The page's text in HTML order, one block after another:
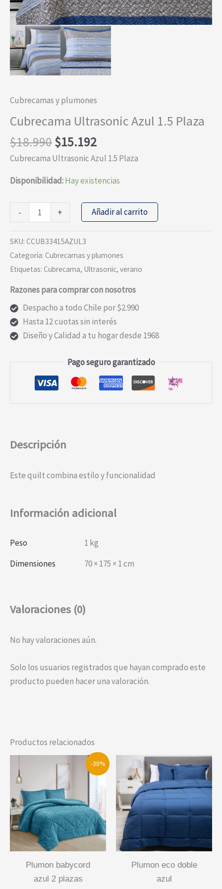
Cubrecamas y plumones
Cubrecama Ultrasonic Azul 1.5 Plaza
$18.990El
precio
era:
$15.192El
precio
es:
Cubrecama Ultrasonic Azul 1.5 Plaza
Disponibilidad:Hay existencias
-
Cubrecama
Ultrasonic
Azul
1.5
Plaza
+ Añadir al carrito
SKU: CCUB33415AZUL3
Categoría: Cubrecamas y plumones
Etiquetas: Cubrecama, Ultrasonic, verano
Razones para comprar con nosotros
Despacho a todo Chile por $2.990
Hasta 12 cuotas sin interés
Diseño y Calidad a tu hogar desde 1968
Pago seguro garantizado
Descripción
Este quilt combina estilo y funcionalidad
Información adicional
Peso
1 kg
Dimensiones
70 × 175 × 1 cm
Valoraciones (0)
No hay valoraciones aún.
Solo los usuarios registrados que hayan comprado este
producto pueden hacer una valoración.
Productos relacionados
-30%
plumon babycord
azul 2 plazas
plumon eco doble
azul